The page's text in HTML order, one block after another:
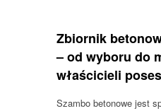
Zbiornik
– od wyboru do
właścicieli
Szambo betonowe jest